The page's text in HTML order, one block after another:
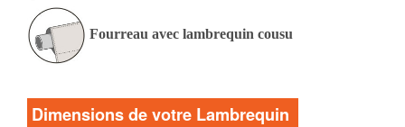
Fourreau avec lambrequin cousu
Dimensions de votre Lambrequin